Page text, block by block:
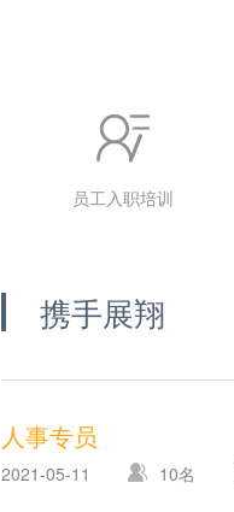
员工入职培训
携手展翔
人事专员
2021-05-11 10名